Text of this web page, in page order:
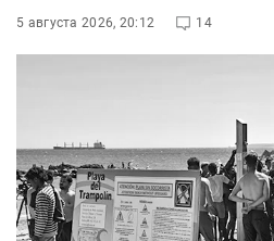
5 августа 2026, 20:12 14